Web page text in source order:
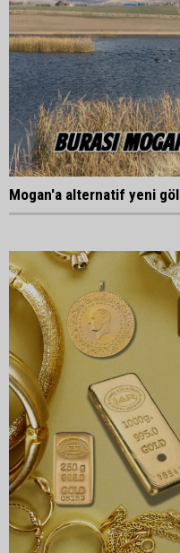
Mogan'a alternatif yeni göl